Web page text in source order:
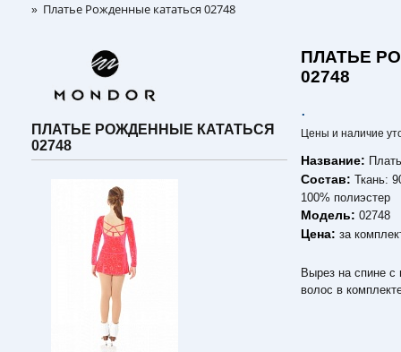
» Платье Рожденные кататься 02748
ПЛАТЬЕ РОЖДЕННЫЕ КАТАТЬСЯ
02748
ПЛАТЬЕ
02748
.
Цены и наличие
Название:
Состав:Ткань:
100% полиэстер
Модель:02748
Цена:за
Вырез на спине
волос в